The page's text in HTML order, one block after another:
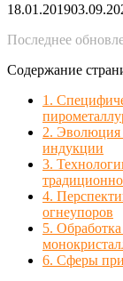
18.01.2019
Последнее
Содержание
1.
2. Эволюция
индукции
3.
4.
огнеупоров
5.
6. Сферы